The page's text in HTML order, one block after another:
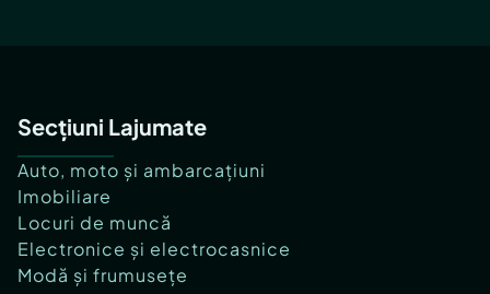
Secțiuni Lajumate
Auto, moto și ambarcațiuni
Imobiliare
Locuri de muncă
Electronice și electrocasnice
Modă și frumusețe